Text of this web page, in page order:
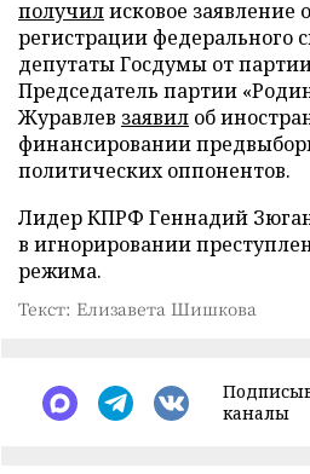
получилисковое заявление
регистрации федерального
депутаты Госдумы от
Председатель партии
Журавлев заявил об
финансировании
политических оппонентов.
Лидер КПРФ Геннадий
в игнорировании
режима.
Текст: Елизавета Шишкова
каналы